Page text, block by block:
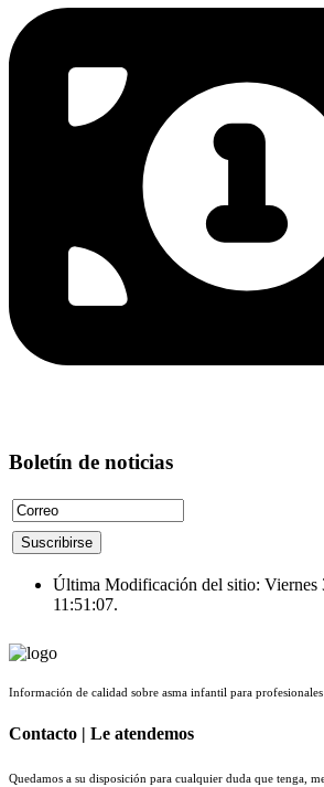
Boletín de noticias
Última Modificación del sitio: Viernes
11:51:07.
Información de calidad sobre asma infantil para profesionales
Contacto | Le atendemos
Quedamos a su disposición para cualquier duda que tenga,